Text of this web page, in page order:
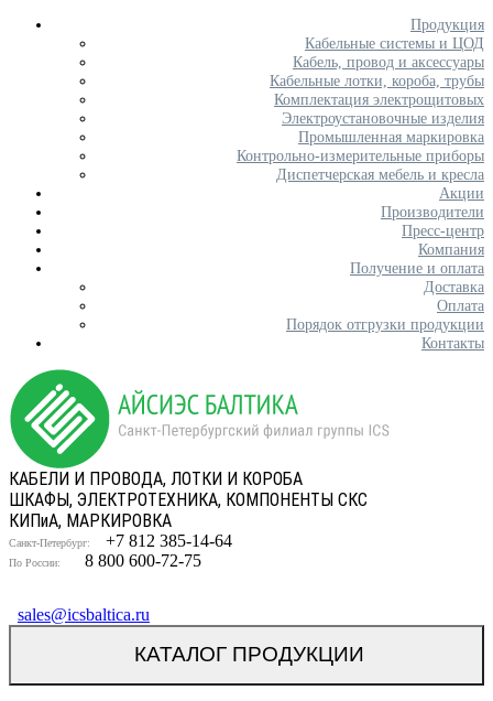
Продукция
Кабельные системы и ЦОД
Кабель, провод и аксессуары
Кабельные лотки, короба, трубы
Комплектация электрощитовых
Электроустановочные изделия
Промышленная маркировка
Контрольно-измерительные приборы
Диспетчерская мебель и кресла
Акции
Производители
Пресс-центр
Компания
Получение и оплата
Доставка
Оплата
Порядок отгрузки продукции
Контакты
КАБЕЛИ И ПРОВОДА, ЛОТКИ И КОРОБА
ШКАФЫ, ЭЛЕКТРОТЕХНИКА, КОМПОНЕНТЫ СКС
КИПиА, МАРКИРОВКА
Санкт-Петербург: +7 812 385-14-64
По России: 8 800 600-72-75
sales@icsbaltica.ru
КАТАЛОГ ПРОДУКЦИИ